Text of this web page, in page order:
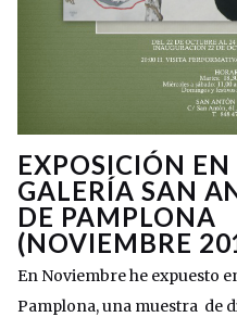
EXPOSICIÓN EN
GALERÍA SAN
DE PAMPLONA
(NOVIEMBRE
En Noviembre he expuesto
Pamplona, una muestra de